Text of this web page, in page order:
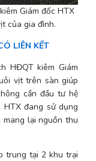
Giám đốc HTX
của gia đình.
LIÊN KẾT
HĐQT kiêm Giám
vịt trên sàn giúp
cần đầu tư hệ
đang sử dụng
lại nguồn thu
trung tại 2 khu trại